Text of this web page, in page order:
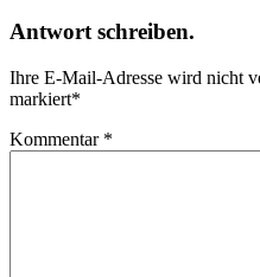
Antwort schreiben.
Ihre E-Mail-Adresse wird nicht
markiert*
Kommentar *